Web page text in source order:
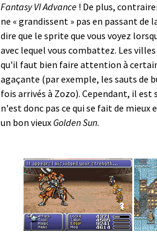
Fantasy VI Advance ! De plus,
ne « grandissent » pas en passant
dire que le sprite que vous voyez
avec lequel vous combattez. Les
qu'il faut bien faire attention à
agaçante (par exemple, les sauts de
fois arrivés à Zozo). Cependant, il est
n'est donc pas ce qui se fait de mieux
un bon vieux Golden Sun.